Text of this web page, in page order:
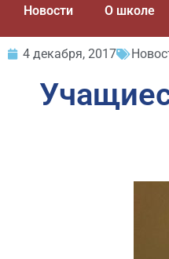
Новости О школе
4 декабря, 2017